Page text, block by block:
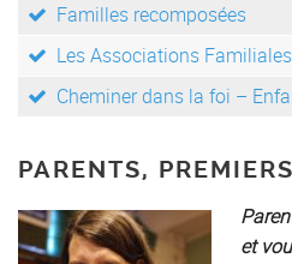
Familles recomposées
Les Associations
Cheminer dans la foi –
PARENTS,
et